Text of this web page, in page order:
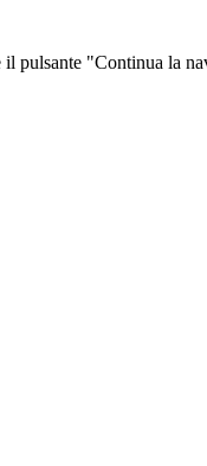
pulsante "Continua la